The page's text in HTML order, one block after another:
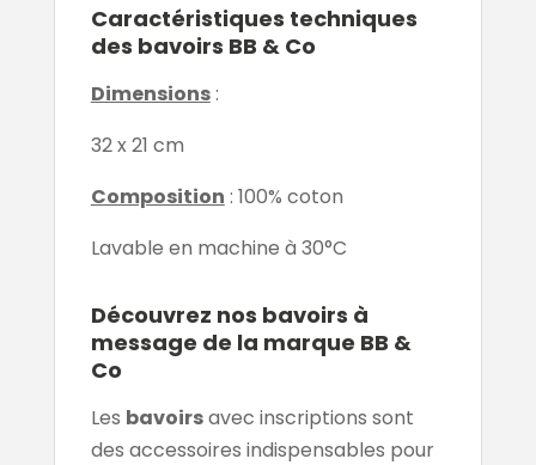
Caractéristiques techniques
des bavoirs BB & Co
Dimensions:
32 x 21 cm
Composition : 100% coton
Lavable en machine à 30°C
Découvrez nos bavoirs à
message de la marque BB &
Co
Les bavoirsavec inscriptions sont
des accessoires indispensables pour